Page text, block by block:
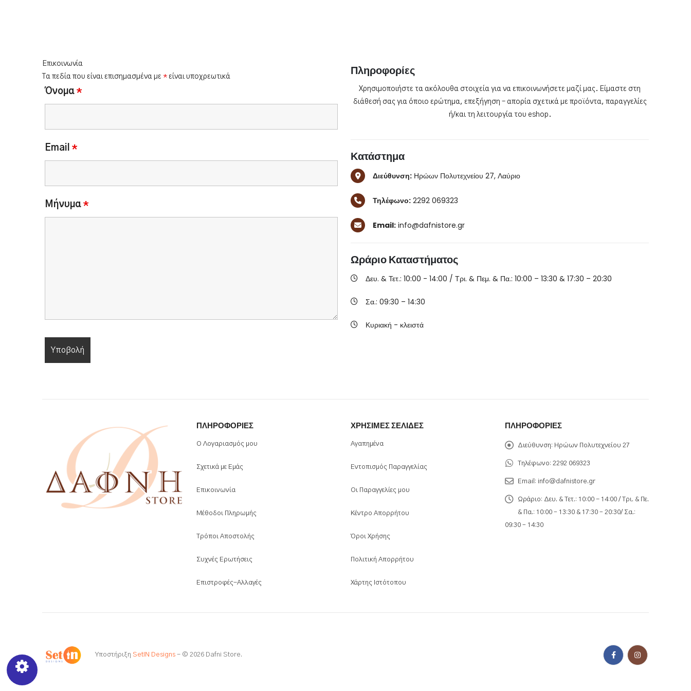
Επικοινωνία
Τα πεδία που είναι επισημασμένα με * είναι υποχρεωτικά
Όνομα *
Email *
Μήνυμα *
Πληροφορίες
Χρησιμοποιήστε τα ακόλουθα στοιχεία για να επικοινωνήσετε μαζί μας. Είμαστε στη
διάθεσή σας για όποιο ερώτημα, επεξήγηση – απορία σχετικά με προϊόντα, παραγγελίες
ή/και τη λειτουργία του eshop.
Κατάστημα
Διεύθυνση: Ηρώων Πολυτεχνείου 27, Λαύριο
Τηλέφωνο: 2292 069323
Email: info@dafnistore.gr
ΩράριοΚαταστήματος
Δευ. & Τετ.: 10:00 - 14:00 / Τρι. & Πεμ. & Πα.: 10:00 – 13:30 & 17:30 – 20:30
Σα.: 09:30 – 14:30
Κυριακή - κλειστά
ΠΛΗΡΟΦΟΡΊΕΣ
Ο Λογαριασμός μου
Σχετικά με Εμάς
Επικοινωνία
Μέθοδοι Πληρωμής
Τρόποι Αποστολής
Συχνές Ερωτήσεις
Επιστροφές-Αλλαγές
ΧΡΉΣΙΜΕΣ ΣΕΛΊΔΕΣ
Αγαπημένα
Εντοπισμός Παραγγελίας
Οι Παραγγελίες μου
Κέντρο Απορρήτου
Όροι Χρήσης
Πολιτική Απορρήτου
Χάρτης Ιστότοπου
ΠΛΗΡΟΦΟΡΊΕΣ
Διεύθυνση: Ηρώων Πολυτεχνείου 27
Τηλέφωνο: 2292 069323
Email: info@dafnistore.gr
Ωράριο: Δευ. & Τετ.: 10:00 - 14:00 / Τρι. & Πε.
& Πα.: 10:00 – 13:30 & 17:30 – 20:30/ Σα.:
09:30 – 14:30
Υποστήριξη SetIN Designs - © 2026 Dafni Store.